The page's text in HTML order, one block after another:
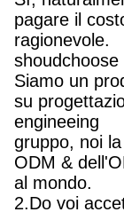
pagare il
ragionevole.
Siamo un
su
engineeing
gruppo, noi
ODM &
al mondo.
2.Do voi